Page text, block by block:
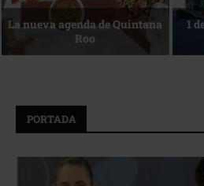
Reconocimiento de viajeros
PORTADA